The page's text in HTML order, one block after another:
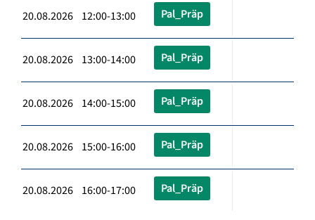
20.08.2026 12:00-13:00 Pal_Präp
20.08.2026 13:00-14:00 Pal_Präp
20.08.2026 14:00-15:00 Pal_Präp
20.08.2026 15:00-16:00 Pal_Präp
20.08.2026 16:00-17:00 Pal_Präp